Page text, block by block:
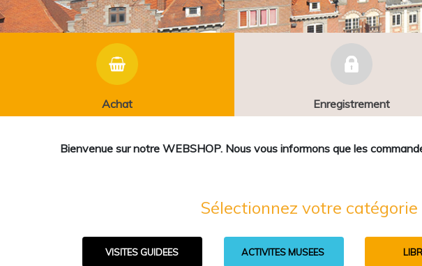
Achat Enregistrement
Bienvenue sur notre WEBSHOP. Nous vous informons que les
Sélectionnez votre
VISITES GUIDEES ACTIVITES MUSEES